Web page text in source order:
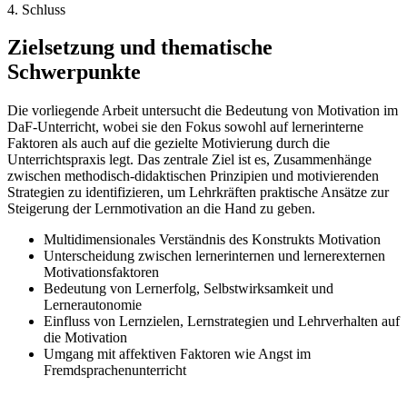
4. Schluss
Zielsetzung und thematische
Schwerpunkte
Die vorliegende Arbeit untersucht die Bedeutung von Motivation im
DaF-Unterricht, wobei sie den Fokus sowohl auf lernerinterne
Faktoren als auch auf die gezielte Motivierung durch die
Unterrichtspraxis legt. Das zentrale Ziel ist es, Zusammenhänge
zwischen methodisch-didaktischen Prinzipien und motivierenden
Strategien zu identifizieren, um Lehrkräften praktische Ansätze zur
Steigerung der Lernmotivation an die Hand zu geben.
Multidimensionales Verständnis des Konstrukts Motivation
Unterscheidung zwischen lernerinternen und lernerexternen
Motivationsfaktoren
Bedeutung von Lernerfolg, Selbstwirksamkeit und
Lernerautonomie
Einfluss von Lernzielen, Lernstrategien und Lehrverhalten auf
die Motivation
Umgang mit affektiven Faktoren wie Angst im
Fremdsprachenunterricht